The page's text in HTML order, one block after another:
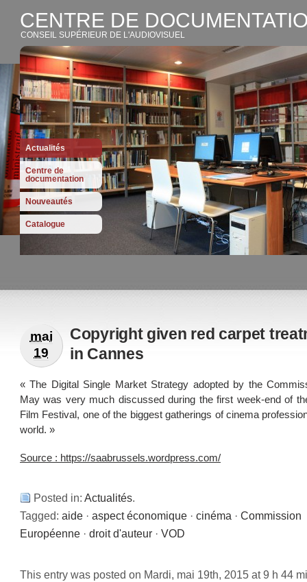
CENTRE DE
CONSEIL SUPÉRIEUR DE L'AUDIOVISUEL
Actualités
Centre de
documentation
Nouveautés
Catalogue
mai
19
Copyright given red carpet
in Cannes
« The Digital Single Market Strategy adopted by the
May was very much discussed during the first week-end of
Film Festival, one of the biggest gatherings of cinema
world. »
Source : https://saabrussels.wordpress.com/
Posted in: Actualités.
Tagged: aide · aspect économique · cinéma · Commission
Européenne · droit d'auteur · VOD
This entry was posted on Mardi, mai 19th, 2015 at 9 h 44